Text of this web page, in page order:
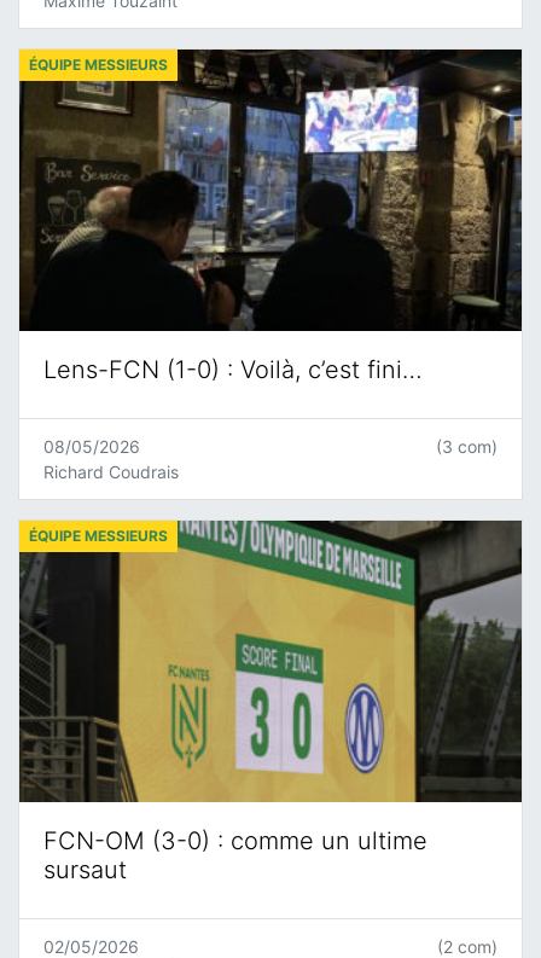
Lens-FCN (1-0) : Voilà, c’est fini…
ÉQUIPE MESSIEURS
08/05/2026
Richard Coudrais
(3 com)
FCN-OM (3-0) : comme un ultime
sursaut
ÉQUIPE MESSIEURS
02/05/2026
(2 com)